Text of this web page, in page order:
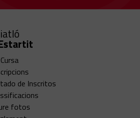
de Inscritos
fotos